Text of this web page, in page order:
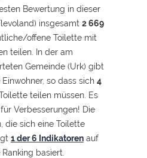
Bewertung in dieser
insgesamt 2 669
offene Toilette mit
teilen. In der am
Gemeinde (Urk) gibt
so dass sich 4
teilen müssen. Es
Verbesserungen! Die
die sich eine Toilette
1 der 6 Indikatorenauf
basiert.